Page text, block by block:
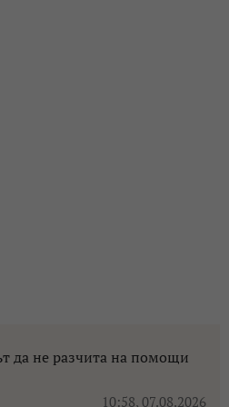
да не разчита на помощи
10:58, 07.08.2026